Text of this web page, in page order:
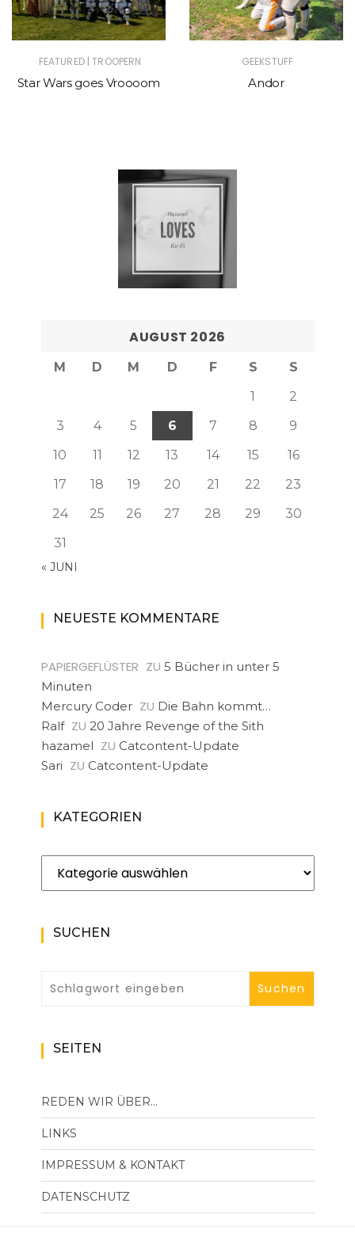
FEATURED | TROOPERN
Star Wars goes Vroooom
GEEKSTUFF
Andor
AUGUST 2026
M D M D F S
S
1
2
3
4 5 6 7 8
9
10
11 12 13 14 15
16
17
18 19 20 21 22
23
24
25 26 27 28 29
30
31
« JUNI
NEUESTE KOMMENTARE
PAPIERGEFLÜSTER ZU 5 Bücher in unter 5
Minuten
Mercury Coder ZU Die Bahn kommt…
Ralf ZU 20 Jahre Revenge of the Sith
hazamel ZU Catcontent-Update
Sari ZU Catcontent-Update
KATEGORIEN
Kategorien
SUCHEN
SEITEN
REDEN WIR ÜBER…
LINKS
IMPRESSUM & KONTAKT
DATENSCHUTZ